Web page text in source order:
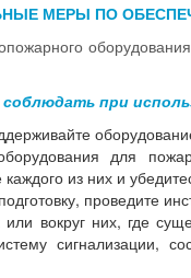
МЕРЫ ПО
при
для
из них и
проведите
вокруг них, где
сигнализации,